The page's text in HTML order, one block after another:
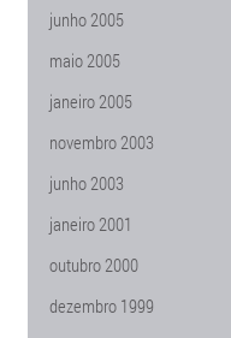
junho 2005
maio 2005
janeiro 2005
novembro 2003
junho 2003
janeiro 2001
outubro 2000
dezembro 1999